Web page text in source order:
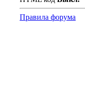
Правила форума